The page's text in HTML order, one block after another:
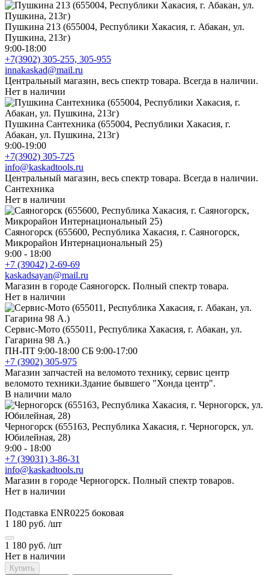
Пушкина 213 (655004, Республики Хакасия, г. Абакан, ул.
Пушкина, 213г)
9:00-18:00
+7(3902) 305-255, 305-955
innakaskad@mail.ru
Центральный магазин, весь спектр товара. Всегда в наличии.
Нет в наличии
Пушкина Сантехника (655004, Республики Хакасия, г.
Абакан, ул. Пушкина, 213г)
9:00-19:00
+7(3902) 305-725
info@kaskadtools.ru
Центральный магазин, весь спектр товара. Всегда в наличии.
Сантехника
Нет в наличии
Саяногорск (655600, Республика Хакасия, г. Саяногорск,
Микрорайон Интернациональный 25)
9:00 - 18:00
+7 (39042) 2-69-69
kaskadsayan@mail.ru
Магазин в городе Саяногорск. Полный спектр товара.
Нет в наличии
Сервис-Мото (655011, Республика Хакасия, г. Абакан, ул.
Гагарина 98 А.)
ПН-ПТ 9:00-18:00 СБ 9:00-17:00
+7 (3902) 305-975
Магазин запчастей на веломото технику, сервис центр
веломото техники.Здание бывшего "Хонда центр".
В наличии мало
Черногорск (655163, Республика Хакасия, г. Черногорск, ул.
Юбилейная, 28)
9:00 - 18:00
+7 (39031) 3-86-31
info@kaskadtools.ru
Магазин в городе Черногорск. Полный спектр товаров.
Нет в наличии
Подставка ENR0225 боковая
1 180 руб. /шт
1 180 руб. /шт
Нет в наличии
Купить